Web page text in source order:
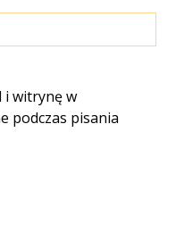
i witrynę w
podczas pisania